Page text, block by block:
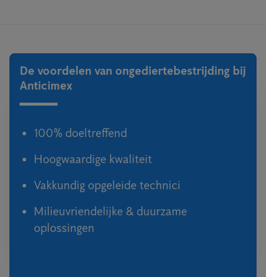
De voordelen van ongediertebestrijding bij
Anticimex
100% doeltreffend
Hoogwaardige kwaliteit
Vakkundig opgeleide technici
Milieuvriendelijke & duurzame
oplossingen